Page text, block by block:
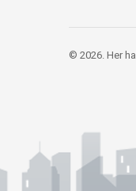
© 2026. Her